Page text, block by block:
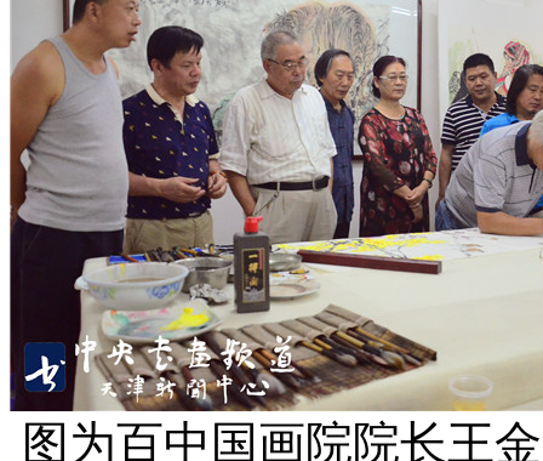
图为百中国画院院长王